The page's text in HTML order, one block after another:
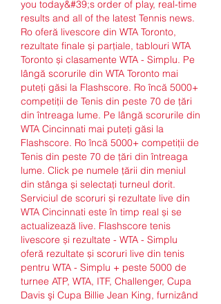
you today&#39;s order of play, real-time
results and all of the latest Tennis news.
Ro oferă livescore din WTA Toronto,
rezultate finale și parțiale, tablouri WTA
Toronto și clasamente WTA - Simplu. Pe
lângă scorurile din WTA Toronto mai
puteți găsi la Flashscore. Ro încă 5000+
competiții de Tenis din peste 70 de țări
din întreaga lume. Pe lângă scorurile din
WTA Cincinnati mai puteți găsi la
Flashscore. Ro încă 5000+ competiții de
Tenis din peste 70 de țări din întreaga
lume. Click pe numele țării din meniul
din stânga și selectați turneul dorit.
Serviciul de scoruri și rezultate live din
WTA Cincinnati este în timp real și se
actualizează live. Flashscore tenis
livescore și rezultate - WTA - Simplu
oferă rezultate și scoruri live din tenis
pentru WTA - Simplu + peste 5000 de
turnee ATP, WTA, ITF, Challenger, Cupa
Davis şi Cupa Billie Jean King, furnizând